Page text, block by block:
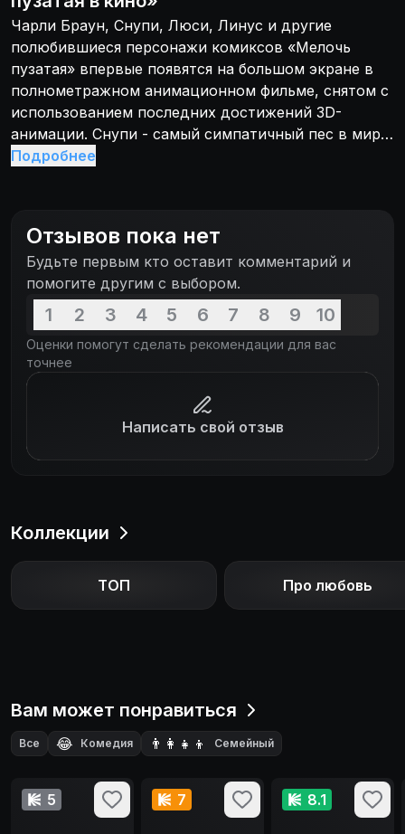
Чарли Браун, Снупи, Люси, Линус и другие
полюбившиеся персонажи комиксов «Мелочь
пузатая» впервые появятся на большом экране в
полнометражном анимационном фильме, снятом с
использованием последних достижений 3D-
анимации. Снупи - самый симпатичный пес в мире
- к тому же, классный пилот - отправляется в
эпические приключения!
Подробнее
Отзывов пока нет
Будьте первым кто оставит комментарий и
помогите другим с выбором.
1 2 3 4 5 6 7 8 9 10
Оценки помогут сделать рекомендации для вас
точнее
Написать свой отзыв
Коллекции
ТОП Про любовь
Вам может понравиться
Все 😂 Комедия 👨‍👩‍👧‍👦 Семейный
5 7 8.1